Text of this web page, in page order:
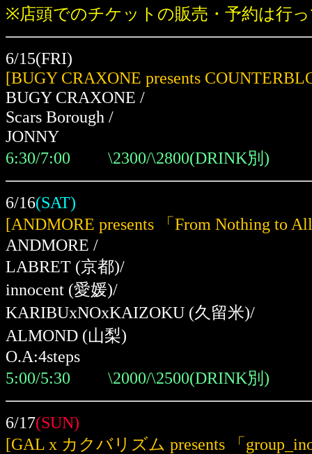
※店頭でのチケットの販売・予約は行
6/15(FRI)
[BUGY CRAXONE presents
BUGY CRAXONE /
Scars Borough /
JONNY
6:30/7:00 \2300/\2800(DRINK別)
6/16(SAT)
[ANDMORE presents 「From Nothing to
ANDMORE /
LABRET (京都)/
innocent (愛媛)/
KARIBUxNOxKAIZOKU (久留米)/
ALMOND (山梨)
O.A:4steps
5:00/5:30 \2000/\2500(DRINK別)
6/17(SUN)
[GAL x カクバリズム presents 「